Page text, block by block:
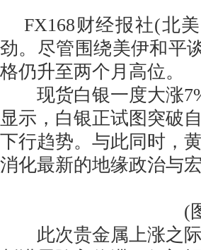
FX168财经报社(北
劲。尽管围绕美伊和平
格仍升至两个月高位。
现货白银一度大涨
显示，白银正试图突破
下行趋势。与此同时，
消化最新的地缘政治与
(
此次贵金属上涨之际